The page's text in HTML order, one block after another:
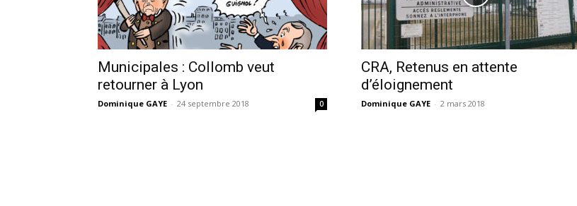
Municipales : Collomb veut
retourner à Lyon
Dominique GAYE - 24 septembre 2018 0
CRA, Retenus en attente
d’éloignement
Dominique GAYE - 2 mars 2018